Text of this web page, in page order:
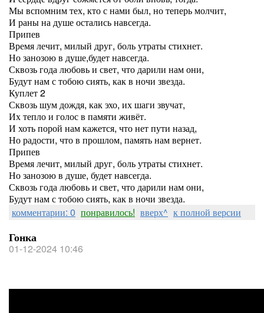
Мы вспомним тех, кто с нами был, но теперь молчит,
И раны на душе остались навсегда.
Припев
Время лечит, милый друг, боль утраты стихнет.
Но занозою в душе,будет навсегда.
Сквозь года любовь и свет, что дарили нам они,
Будут нам с тобою сиять, как в ночи звезда.
Куплет 2
Сквозь шум дождя, как эхо, их шаги звучат,
Их тепло и голос в памяти живёт.
И хоть порой нам кажется, что нет пути назад,
Но радости, что в прошлом, память нам вернет.
Припев
Время лечит, милый друг, боль утраты стихнет.
Но занозою в душе, будет навсегда.
Сквозь года любовь и свет, что дарили нам они,
Будут нам с тобою сиять, как в ночи звезда.
комментарии: 0 понравилось! вверх^ к полной версии
Гонка
01-12-2024 10:46